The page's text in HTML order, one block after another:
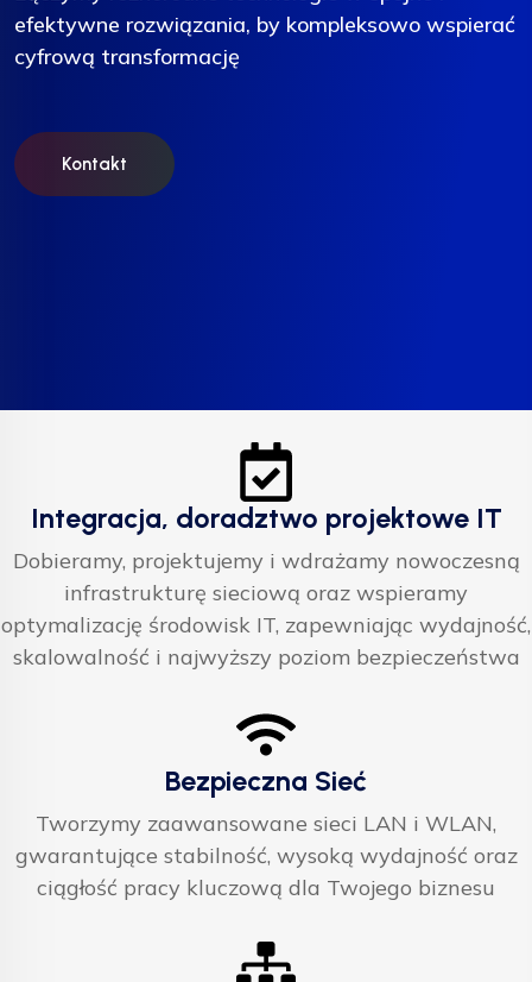
efektywne rozwiązania, by kompleksowo wspierać
cyfrową transformację
Kontakt
efektywne rozwiązania, by kompleksowo wspierać
cyfrową transformację
Kontakt
efektywne rozwiązania, by kompleksowo wspierać
cyfrową transformację
Kontakt
Integracja, doradztwo projektowe IT
Dobieramy, projektujemy i wdrażamy nowoczesną
infrastrukturę sieciową oraz wspieramy
optymalizację środowisk IT, zapewniając wydajność,
skalowalność i najwyższy poziom bezpieczeństwa
Bezpieczna Sieć
Tworzymy zaawansowane sieci LAN i WLAN,
gwarantujące stabilność, wysoką wydajność oraz
ciągłość pracy kluczową dla Twojego biznesu